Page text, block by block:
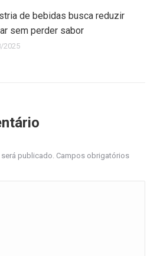
de bebidas busca reduzir
sem perder sabor
2025
publicado. Campos obrigatórios